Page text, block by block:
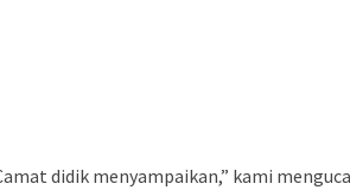
didik menyampaikan,” kami